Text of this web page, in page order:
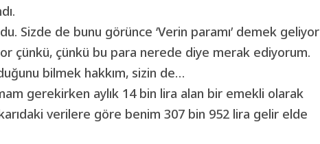
Sizde de bunu görünce ‘Verin paramı’ demek geliyor
çünkü, çünkü bu para nerede diye merak ediyorum.
bilmek hakkım, sizin de…
gerekirken aylık 14 bin lira alan bir emekli olarak
verilere göre benim 307 bin 952 lira gelir elde